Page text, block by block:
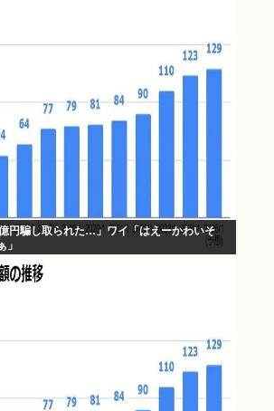
円騙し取られた…」ワイ「はえーかわいそ
」